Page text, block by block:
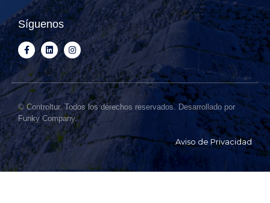
Síguenos
© Controltur. Todos los derechos reservados. Desarrollado por
Funky Company.
Aviso de Privacidad